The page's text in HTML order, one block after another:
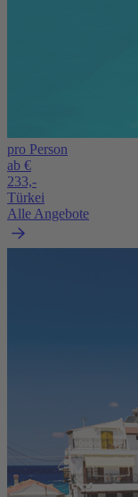
pro Person
ab €
233,-
Türkei
Alle Angebote